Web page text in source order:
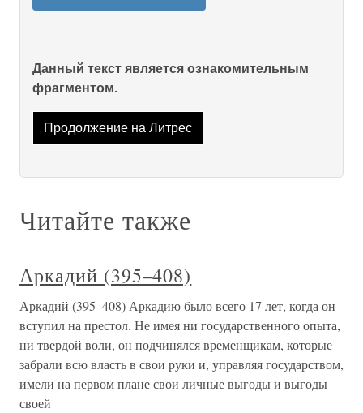
Данный текст является ознакомительным
фрагментом.
Продолжение на Литрес
Читайте также
Аркадий (395–408)
Аркадий (395–408) Аркадию было всего 17 лет, когда он
вступил на престол. Не имея ни государственного опыта,
ни твердой воли, он подчинялся временщикам, которые
забрали всю власть в свои руки и, управляя государством,
имели на первом плане свои личные выгоды и выгоды
своей